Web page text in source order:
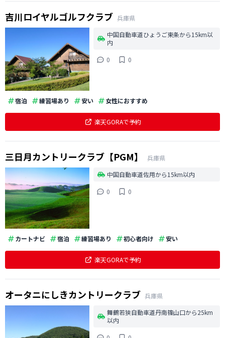
吉川ロイヤルゴルフクラブ 兵庫県
中国自動車道ひょうご東条から15km以
内
0
0
宿泊 練習場あり 安い 女性におすすめ
楽天GORAで予約
三日月カントリークラブ【PGM】
兵庫県
中国自動車道佐用から15km以内
0
0
カートナビ 宿泊 練習場あり 初心者向け 安い
楽天GORAで予約
オータニにしきカントリークラブ 兵庫県
舞鶴若狭自動車道丹南篠山口から25km
以内